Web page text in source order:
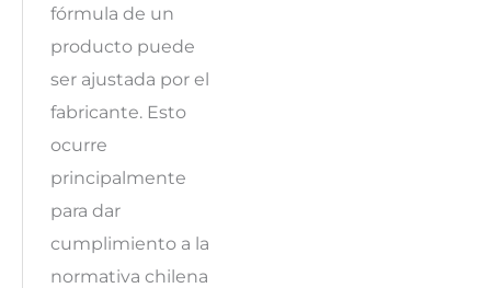
fórmula de un
producto puede
ser ajustada por el
fabricante. Esto
ocurre
principalmente
para dar
cumplimiento a la
normativa chilena